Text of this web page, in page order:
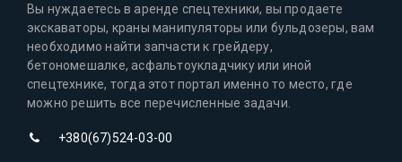
Вы нуждаетесь в аренде спецтехники, вы продаете
экскаваторы, краны манипуляторы или бульдозеры, вам
необходимо найти запчасти к грейдеру,
бетономешалке, асфальтоукладчику или иной
спецтехнике, тогда этот портал именно то место, где
можно решить все перечисленные задачи.
+380(67)524-03-00